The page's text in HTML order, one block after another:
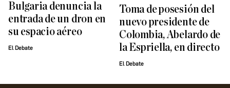
Bulgaria denuncia la
entrada de un dron en
su espacio aéreo
El Debate
Toma de posesión del
nuevo presidente de
Colombia, Abelardo de
la Espriella, en directo
El Debate